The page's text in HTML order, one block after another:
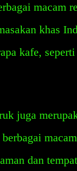
macam
khas
kafe,
juga
dan